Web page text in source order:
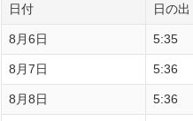
日付 日の出
8月6日 5:35
8月7日 5:36
8月8日 5:36